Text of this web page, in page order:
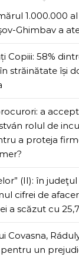
1.000.000
Ghimbav a
Copiii: 58%
străinătate își
a
rolul de
a proteja
(II): în
cifrei de
a scăzut cu
Covasna,
un